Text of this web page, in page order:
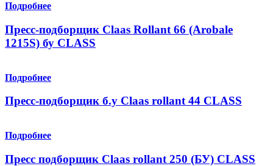
Подробнее
Пресс-подборщик Claas Rollant 66 (Arobale
1215S) бу CLASS
Подробнее
Пресс-подборщик б.у Claas rollant 44 CLASS
Подробнее
Пресс подборщик Claas rollant 250 (БУ) CLASS